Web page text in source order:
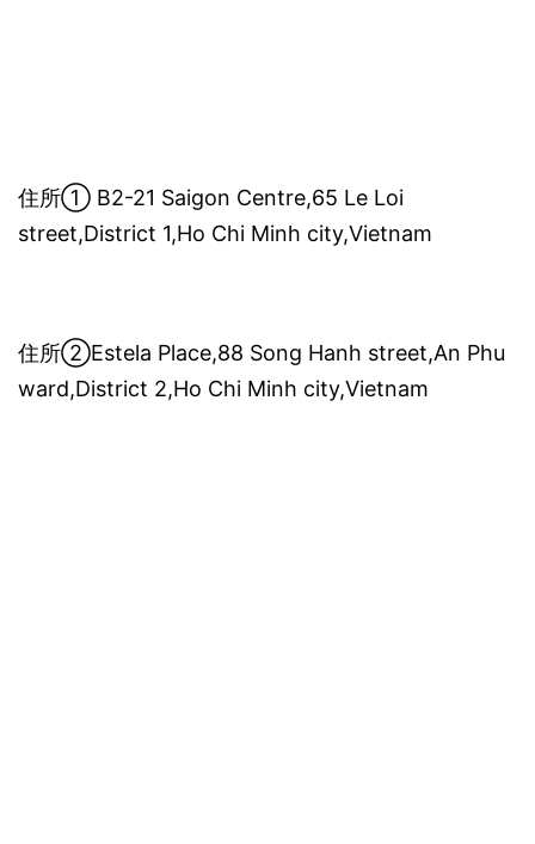
住所① B2-21 Saigon Centre,65 Le Loi
street,District 1,Ho Chi Minh city,Vietnam
住所②Estela Place,88 Song Hanh street,An Phu
ward,District 2,Ho Chi Minh city,Vietnam